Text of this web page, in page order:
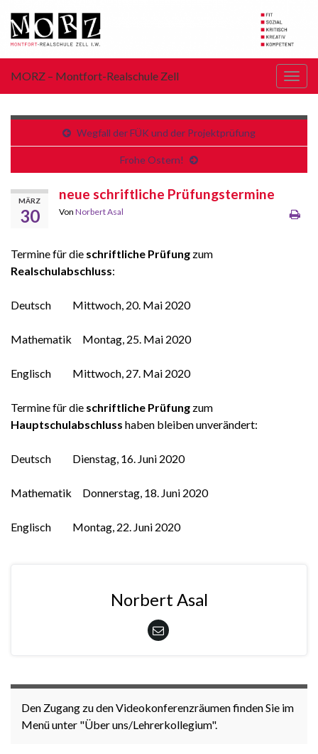
MORZ – Montfort-Realschule Zell
Wegfall der FÜK und der Projektprüfung
Frohe Ostern!
MÄRZ
30
neue schriftliche Prüfungstermine
Von Norbert Asal
Termine für die schriftliche Prüfung zum
Realschulabschluss:
Deutsch Mittwoch, 20. Mai 2020
Mathematik Montag, 25. Mai 2020
Englisch Mittwoch, 27. Mai 2020
Termine für die schriftliche Prüfung zum
Hauptschulabschluss haben bleiben unverändert:
Deutsch Dienstag, 16. Juni 2020
Mathematik Donnerstag, 18. Juni 2020
Englisch Montag, 22. Juni 2020
Norbert Asal
Den Zugang zu den Videokonferenzräumen finden Sie im
Menü unter "Über uns/Lehrerkollegium".